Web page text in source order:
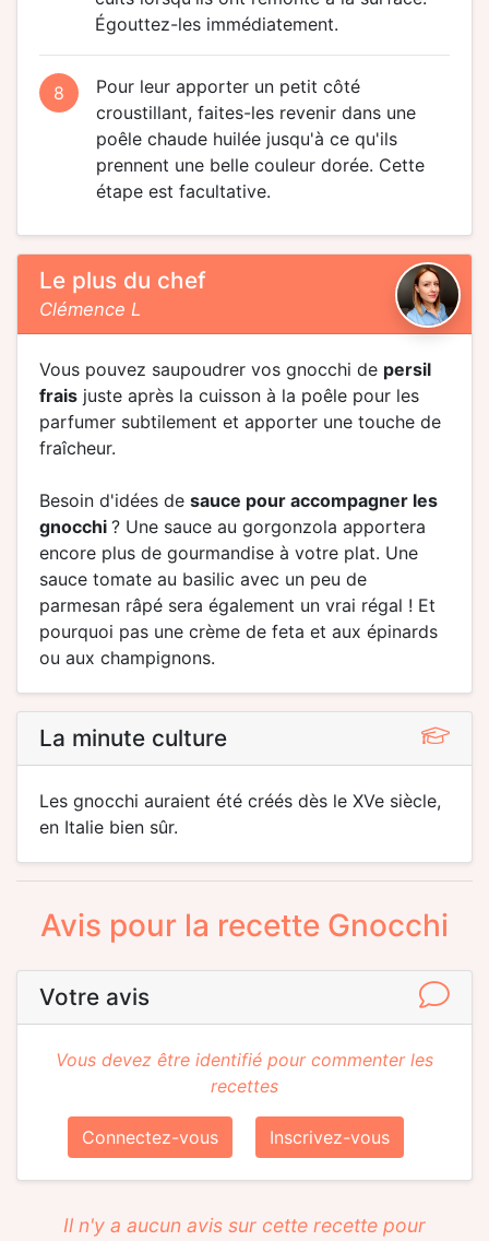
Égouttez-les immédiatement.
8
Pour leur apporter un petit côté
croustillant, faites-les revenir dans une
poêle chaude huilée jusqu'à ce qu'ils
prennent une belle couleur dorée. Cette
étape est facultative.
Le plus du chef
Clémence L
Vous pouvez saupoudrer vos gnocchi de persil
frais juste après la cuisson à la poêle pour les
parfumer subtilement et apporter une touche de
fraîcheur.
Besoin d'idées de sauce pour accompagner les
gnocchi ? Une sauce au gorgonzola apportera
encore plus de gourmandise à votre plat. Une
sauce tomate au basilic avec un peu de
parmesan râpé sera également un vrai régal ! Et
pourquoi pas une crème de feta et aux épinards
ou aux champignons.
La minute culture
Les gnocchi auraient été créés dès le XVe siècle,
en Italie bien sûr.
Avis pour la recette Gnocchi
Votre avis
Vous devez être identifié pour commenter les
recettes
Connectez-vous Inscrivez-vous
Il n'y a aucun avis sur cette recette pour